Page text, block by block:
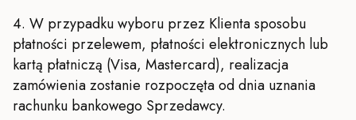
4. W przypadku wyboru przez Klienta sposobu
płatności przelewem, płatności elektronicznych lub
kartą płatniczą (Visa, Mastercard), realizacja
zamówienia zostanie rozpoczęta od dnia uznania
rachunku bankowego Sprzedawcy.